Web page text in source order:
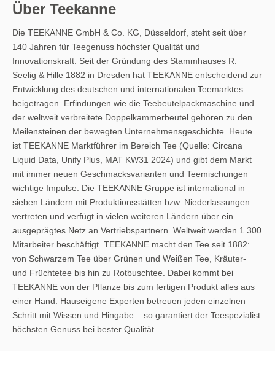
Über Teekanne
Die TEEKANNE GmbH & Co. KG, Düsseldorf, steht seit über
140 Jahren für Teegenuss höchster Qualität und
Innovationskraft: Seit der Gründung des Stammhauses R.
Seelig & Hille 1882 in Dresden hat TEEKANNE entscheidend zur
Entwicklung des deutschen und internationalen Teemarktes
beigetragen. Erfindungen wie die Teebeutelpackmaschine und
der weltweit verbreitete Doppelkammerbeutel gehören zu den
Meilensteinen der bewegten Unternehmensgeschichte. Heute
ist TEEKANNE Marktführer im Bereich Tee (Quelle: Circana
Liquid Data, Unify Plus, MAT KW31 2024) und gibt dem Markt
mit immer neuen Geschmacksvarianten und Teemischungen
wichtige Impulse. Die TEEKANNE Gruppe ist international in
sieben Ländern mit Produktionsstätten bzw. Niederlassungen
vertreten und verfügt in vielen weiteren Ländern über ein
ausgeprägtes Netz an Vertriebspartnern. Weltweit werden 1.300
Mitarbeiter beschäftigt. TEEKANNE macht den Tee seit 1882:
von Schwarzem Tee über Grünen und Weißen Tee, Kräuter-
und Früchtetee bis hin zu Rotbuschtee. Dabei kommt bei
TEEKANNE von der Pflanze bis zum fertigen Produkt alles aus
einer Hand. Hauseigene Experten betreuen jeden einzelnen
Schritt mit Wissen und Hingabe – so garantiert der Teespezialist
höchsten Genuss bei bester Qualität.